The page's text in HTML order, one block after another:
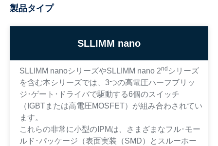
製品タイプ
SLLIMM nano
SLLIMM nanoシリーズやSLLIMM nano 2nd シリーズ
を含む本シリーズでは、3つの高電圧ハーフブリッ
ジ･ゲート･ドライバで駆動する6個のスイッチ
（IGBTまたは高電圧MOSFET）が組み合わされてい
ます。
これらの非常に小型のIPMは、さまざまなフル･モー
ルド･パッケージ（表面実装（SMD）とスルーホー